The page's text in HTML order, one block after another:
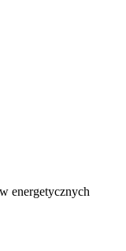
energetycznych